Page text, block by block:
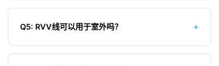
施工便利性不同，RVV线在需要弯曲的环境下施工
主要用于电力传输；4）价格不同，RVVP线价格通
RVVP线结构为：导体+绝缘层+屏蔽层+护套层，而
铜丝股数多意味着柔软性更好，但并非越多越好。
价格更高；2）铜丝越细，抗氧化性越差；3）铜丝
股数过多可能导致导体填充系数降低，增加绝缘层
Q5: RVV线可以用于室外吗？ +
普通RVV线不建议长期在室外使用，原因如下：1）